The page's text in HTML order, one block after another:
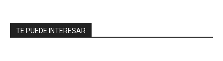
TE PUEDE INTERESAR